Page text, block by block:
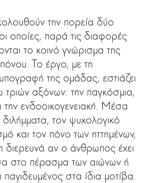
την πορεία δύο
οποίες, παρά τις διαφορές
το κοινό γνώρισμα της
Το έργο, με τη
της ομάδας, εστιάζει
τριών αξόνων: την παγκόσμια,
την ενδοοικογενειακή. Μέσα
τον ψυχολογικό
και τον πόνο των ηττημένων,
αν ο άνθρωπος έχει
στο πέρασμα των αιώνων ή
στα ίδια μοτίβα.